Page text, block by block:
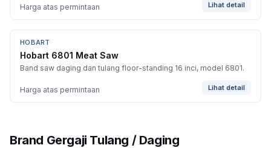
Harga atas permintaan Lihat detail
BARU
HOBART
Hobart 6801 Meat Saw
Band saw daging dan tulang floor-standing 16 inci, model 6801.
Harga atas permintaan Lihat detail
Brand Gergaji Tulang / Daging